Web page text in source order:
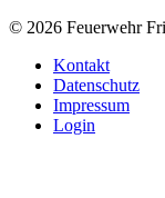
© 2026 Feuerwehr
Kontakt
Datenschutz
Impressum
Login